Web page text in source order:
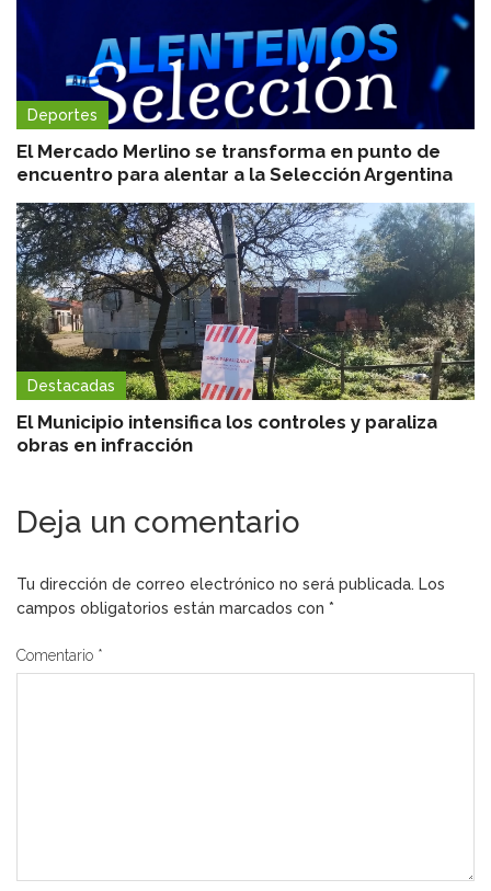
Deportes
El Mercado Merlino se transforma en punto de
encuentro para alentar a la Selección Argentina
Destacadas
El Municipio intensifica los controles y paraliza
obras en infracción
Deja un comentario
Tu dirección de correo electrónico no será publicada. Los
campos obligatorios están marcados con *
Comentario *